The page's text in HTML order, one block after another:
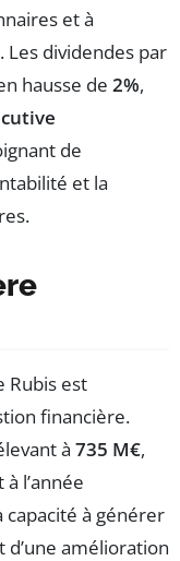
et à
dividendes par
hausse de 2%,
de
et la
Rubis est
financière.
à 735 M€,
l’année
à générer
amélioration